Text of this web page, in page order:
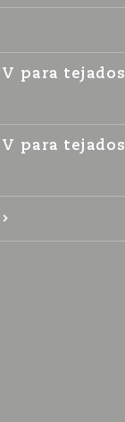
para tejados
para tejados